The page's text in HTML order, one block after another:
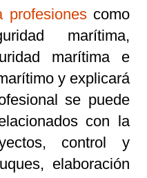
profesionescomo
marítima,
marítima e
y explicará
se puede
con la
control y
elaboración